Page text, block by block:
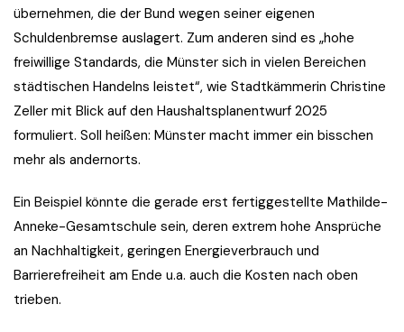
übernehmen, die der Bund wegen seiner eigenen
Schuldenbremse auslagert. Zum anderen sind es „hohe
freiwillige Standards, die Münster sich in vielen Bereichen
städtischen Handelns leistet“, wie Stadtkämmerin Christine
Zeller mit Blick auf den Haushaltsplanentwurf 2025
formuliert. Soll heißen: Münster macht immer ein bisschen
mehr als andernorts.
Ein Beispiel könnte die gerade erst fertiggestellte Mathilde-
Anneke-Gesamtschule sein, deren extrem hohe Ansprüche
an Nachhaltigkeit, geringen Energieverbrauch und
Barrierefreiheit am Ende u.a. auch die Kosten nach oben
trieben.